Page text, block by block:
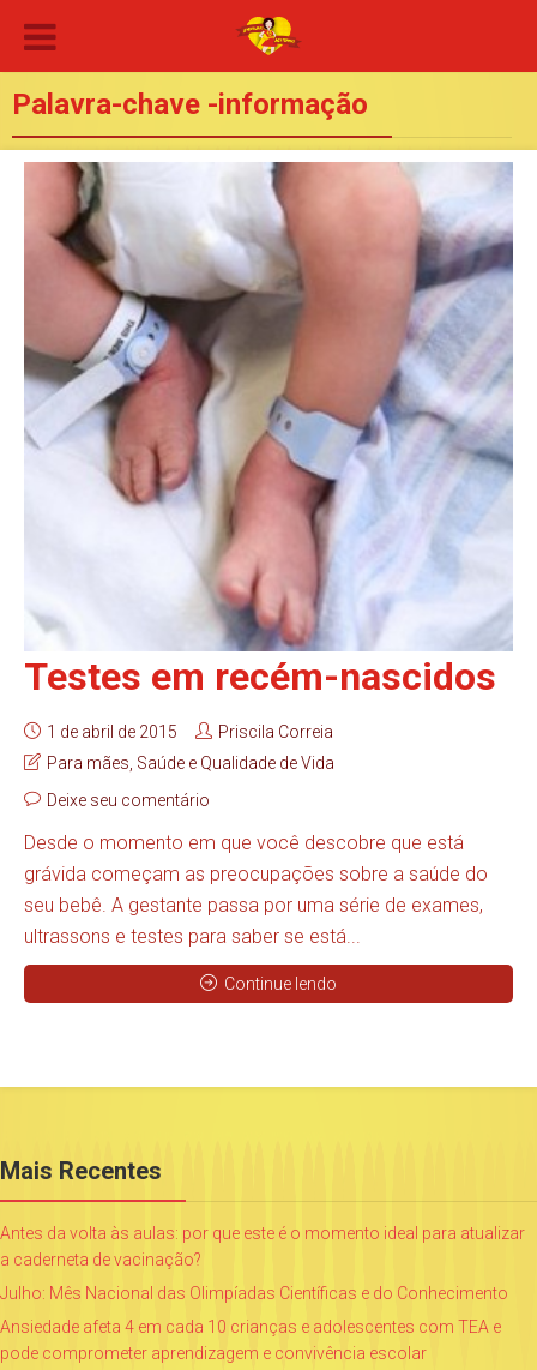
Palavra-chave -informação
Testes em recém-nascidos
1 de abril de 2015
Priscila Correia
Para mães Saúde e Qualidade de Vida
Deixe seu comentário
Desde o momento em que você descobre que está
grávida começam as preocupações sobre a saúde do
seu bebê. A gestante passa por uma série de exames,
ultrassons e testes para saber se está...
Continue lendo
Mais Recentes
Antes da volta às aulas: por que este é o momento ideal para atualizar
a caderneta de vacinação?
Julho: Mês Nacional das Olimpíadas Científicas e do Conhecimento
Ansiedade afeta 4 em cada 10 crianças e adolescentes com TEA e
pode comprometer aprendizagem e convivência escolar